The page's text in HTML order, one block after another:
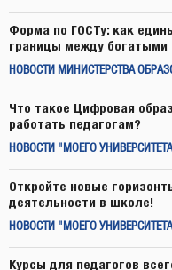
Форма по ГОСТу: как
границы между
НОВОСТИ МИНИСТЕРСТВА
Что такое Цифровая
работать педагогам?
НОВОСТИ "МОЕГО
Откройте новые
деятельности в школе!
НОВОСТИ "МОЕГО
Курсы для педагогов